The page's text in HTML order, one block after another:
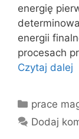
energię
energii
procesach
Czytaj dalej
Kategorie
prace
Dodaj